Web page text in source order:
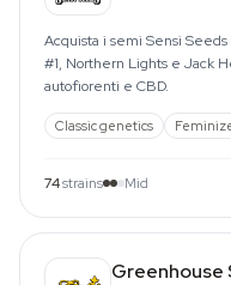
Acquista i semi Sensi
#1, Northern Lights e Jack
autofiorenti e CBD.
Classic genetics
74strains Mid
Greenhouse